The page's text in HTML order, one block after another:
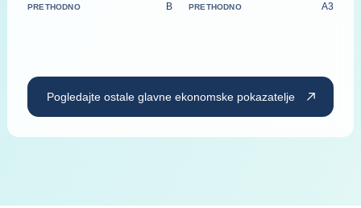
PRETHODNO B PRETHODNO A3
Pogledajte ostale glavne ekonomske pokazatelje